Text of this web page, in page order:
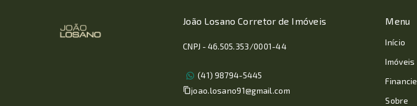
João Losano Corretor de Imóveis
CNPJ - 46.505.353/0001-44
(41) 98794-5445
joao.losano91@gmail.com
Menu
Início
Imóveis
Financie
Sobre